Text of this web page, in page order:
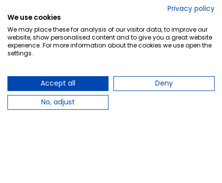
Privacy policy
We use cookies
We may place these for analysis of our visitor data, to improve our
website, show personalised content and to give you a great website
experience. For more information about the cookies we use open the
settings.
Accept all
Deny
No, adjust